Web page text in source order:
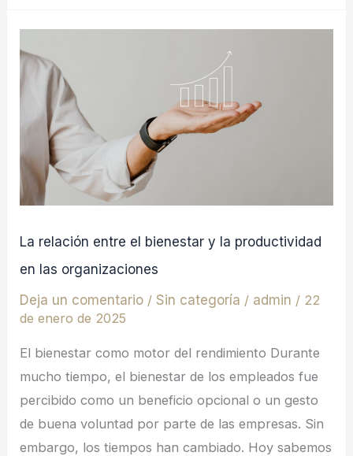
La relación entre el bienestar y la productividad
en las organizaciones
Deja un comentario / Sin categoría / admin / 22
de enero de 2025
El bienestar como motor del rendimiento Durante
mucho tiempo, el bienestar de los empleados fue
percibido como un beneficio opcional o un gesto
de buena voluntad por parte de las empresas. Sin
embargo, los tiempos han cambiado. Hoy sabemos
relación
entre
bienestar
la
en